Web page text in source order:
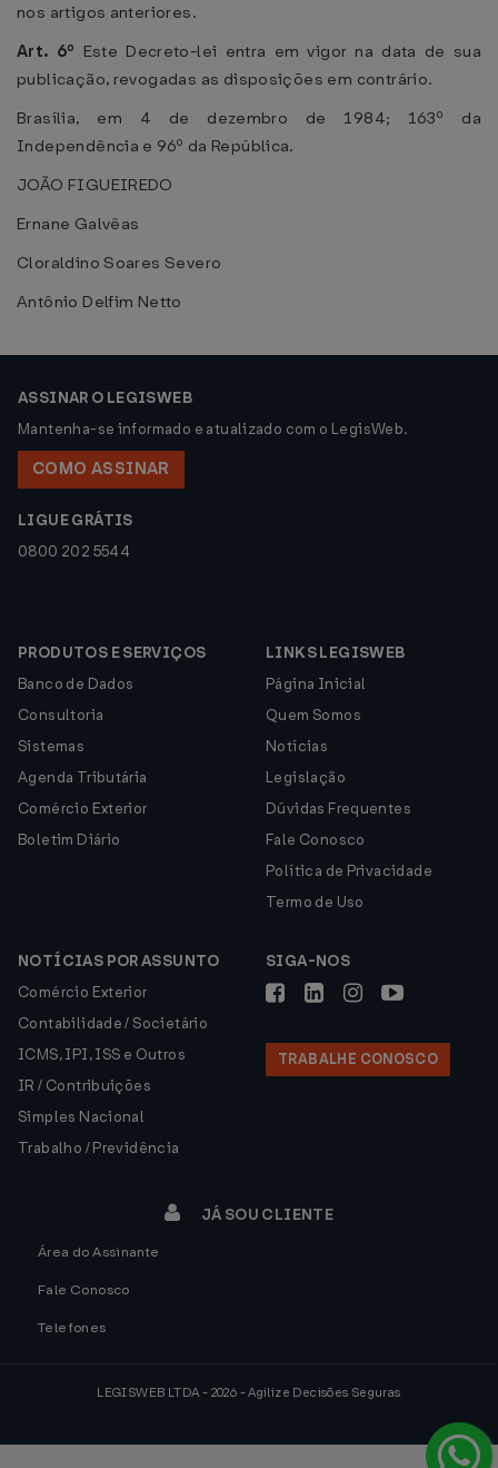
nos artigos anteriores.
Art. 6º Este Decreto-lei entra em vigor na data de sua
publicação, revogadas as disposições em contrário.
Brasília, em 4 de dezembro de 1984; 163º da
Independência e 96º da República.
JOÃO FIGUEIREDO
Ernane Galvêas
Cloraldino Soares Severo
Antônio Delfim Netto
ASSINAR O LEGISWEB
Mantenha-se informado e atualizado com o LegisWeb.
COMO ASSINAR
LIGUE GRÁTIS
0800 202 5544
PRODUTOS E SERVIÇOS
Banco de Dados
Consultoria
Sistemas
Agenda Tributária
Comércio Exterior
Boletim Diário
LINKS LEGISWEB
Página Inicial
Quem Somos
Notícias
Legislação
Dúvidas Frequentes
Fale Conosco
Política de Privacidade
Termo de Uso
NOTÍCIAS POR ASSUNTO
Comércio Exterior
Contabilidade / Societário
ICMS, IPI, ISS e Outros
IR / Contribuições
Simples Nacional
Trabalho / Previdência
SIGA-NOS
TRABALHE CONOSCO
JÁ SOU CLIENTE
Área do Assinante
Fale Conosco
Telefones
LEGISWEB LTDA - 2026 - Agilize Decisões Seguras